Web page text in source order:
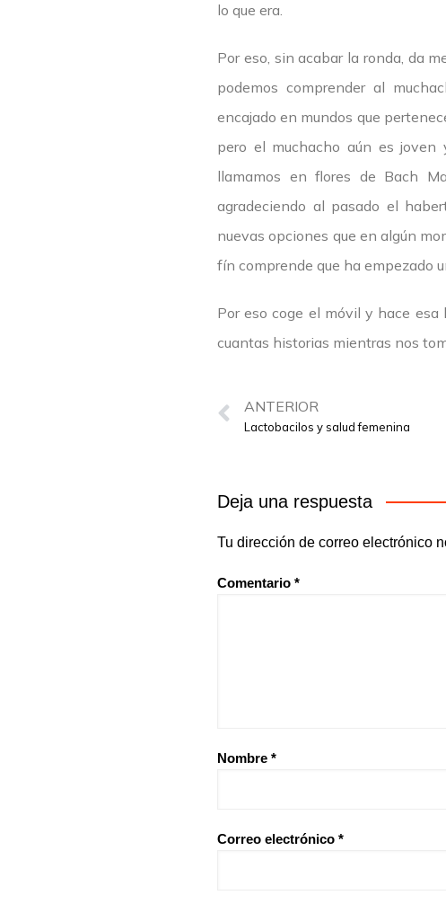
lo que era.
Por eso, sin acabar la ronda, da
podemos comprender al
encajado en mundos que
pero el muchacho aún es
llamamos en flores de Bach
agradeciendo al pasado el
nuevas opciones que en algún
fín comprende que ha empezado
Por eso coge el móvil y hace esa
cuantas historias mientras nos
ANTERIOR
Lactobacilos y salud femenina
Deja una respuesta
Tu dirección de correo electrónico
Comentario *
Nombre *
Correo electrónico *